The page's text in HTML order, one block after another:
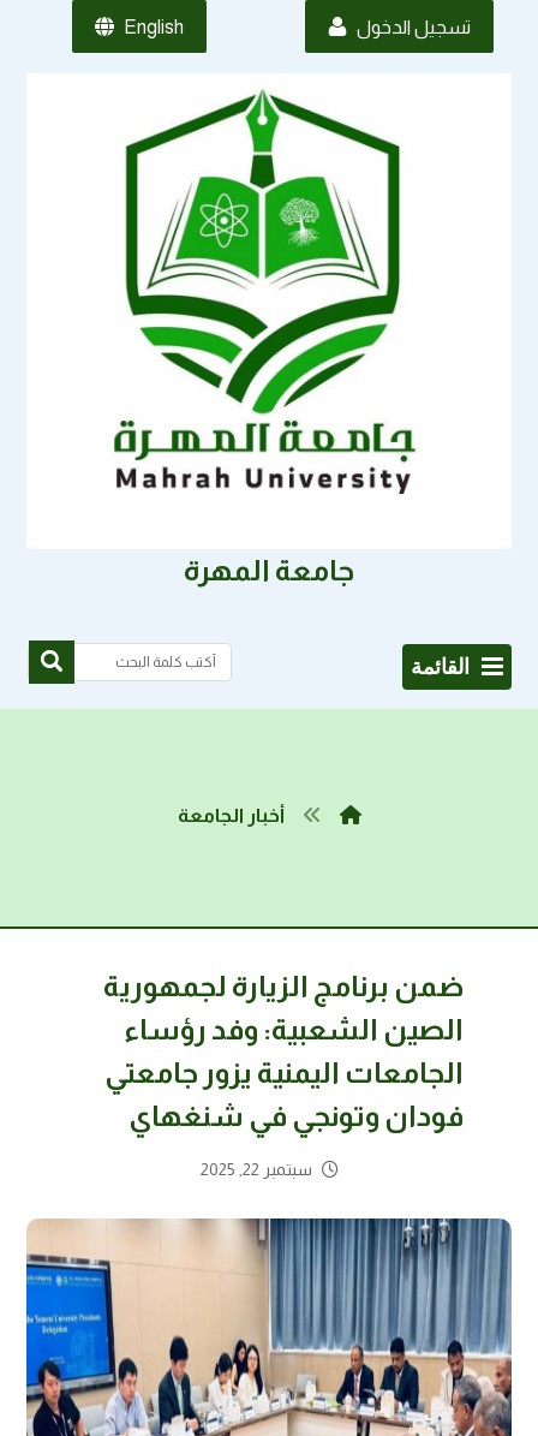
English تسجيل الدخول
جامعة المهرة
القائمة
أخبار الجامعة
ضمن برنامج الزيارة لجمهورية
الصين الشعبية: وفد رؤساء
الجامعات اليمنية يزور جامعتي
فودان وتونجي في شنغهاي
سبتمبر 22, 2025